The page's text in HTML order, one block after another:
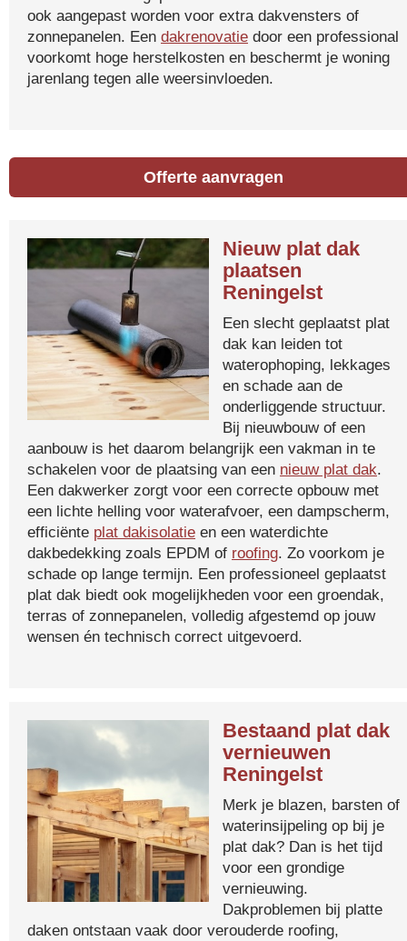
ook aangepast worden voor extra dakvensters of
zonnepanelen. Een dakrenovatie door een professional
voorkomt hoge herstelkosten en beschermt je woning
jarenlang tegen alle weersinvloeden.
Offerte aanvragen
Nieuw plat dak
plaatsen
Reningelst
Een slecht geplaatst plat
dak kan leiden tot
waterophoping, lekkages
en schade aan de
onderliggende structuur.
Bij nieuwbouw of een
aanbouw is het daarom belangrijk een vakman in te
schakelen voor de plaatsing van een nieuw plat dak.
Een dakwerker zorgt voor een correcte opbouw met
een lichte helling voor waterafvoer, een dampscherm,
efficiënte plat dakisolatie en een waterdichte
dakbedekking zoals EPDM of roofing. Zo voorkom je
schade op lange termijn. Een professioneel geplaatst
plat dak biedt ook mogelijkheden voor een groendak,
terras of zonnepanelen, volledig afgestemd op jouw
wensen én technisch correct uitgevoerd.
Bestaand plat dak
vernieuwen
Reningelst
Merk je blazen, barsten of
waterinsijpeling op bij je
plat dak? Dan is het tijd
voor een grondige
vernieuwing.
Dakproblemen bij platte
daken ontstaan vaak door verouderde roofing,